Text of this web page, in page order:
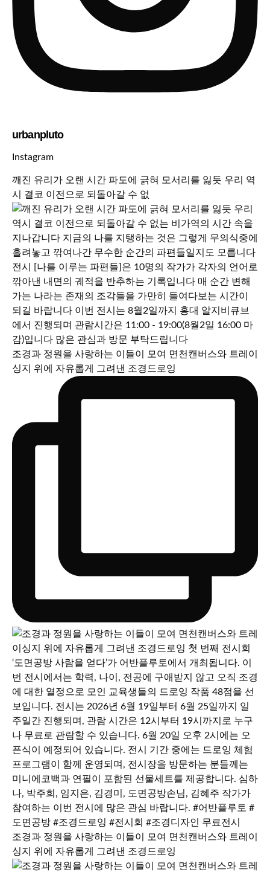
urbanpluto
Instagram
깨진 유리가 오랜 시간 파도에 긁혀 모서리를 잃듯 우리 역
시 결코 이전으로 되돌아갈 수 없
조경과 정원을 사랑하는 이들이 모여 면천캔버스와 트레이
싱지 위에 자유롭게 그려낸 조경드로잉
조경과 정원을 사랑하는 이들이 모여 면천캔버스와 트레이
싱지 위에 자유롭게 그려낸 조경드로잉